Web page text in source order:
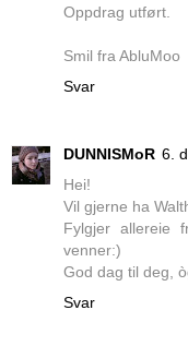
Oppdrag utført.
Smil fra AbluMoo
Svar
DUNNISMoR 6.
Hei!
Vil gjerne ha
Fylgjer allereie
venner:)
God dag til deg,
Svar